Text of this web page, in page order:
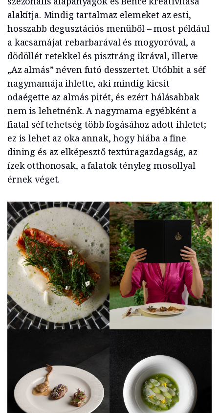
alakítja. Mindig tartalmaz elemeket az esti,
hosszabb degusztációs menüből – most például
a kacsamájat rebarbarával és mogyoróval, a
dödöllét retekkel és pisztráng ikrával, illetve
„Az almás” néven futó desszertet. Utóbbit a séf
nagymamája ihlette, aki mindig kicsit
odaégette az almás pitét, és ezért hálásabbak
nem is lehetnénk. A nagymama egyébként a
fiatal séf tehetség több fogásához adott ihletet;
ez is lehet az oka annak, hogy hiába a fine
dining és az elképesztő textúragazdagság, az
ízek otthonosak, a falatok tényleg mosollyal
érnek véget.